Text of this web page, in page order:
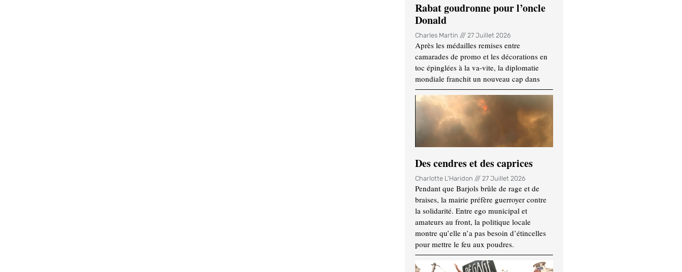
Rabat goudronne pour l’oncle
Donald
Charles Martin 27 Juillet 2026
Après les médailles remises entre
camarades de promo et les décorations en
toc épinglées à la va-vite, la diplomatie
mondiale franchit un nouveau cap dans
Des cendres et des caprices
Charlotte L'Haridon 27 Juillet 2026
Pendant que Barjols brûle de rage et de
braises, la mairie préfère guerroyer contre
la solidarité. Entre ego municipal et
amateurs au front, la politique locale
montre qu’elle n’a pas besoin d’étincelles
pour mettre le feu aux poudres.